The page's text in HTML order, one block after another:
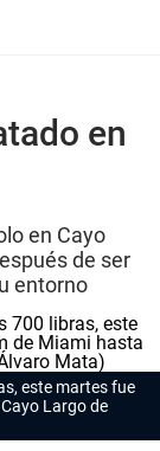
en
en Cayo
de ser
entorno
este martes fue
Largo de